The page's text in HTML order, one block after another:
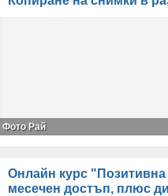
Фото Рай
Онлайн курс "Позитивна
месечен достъп, плюс